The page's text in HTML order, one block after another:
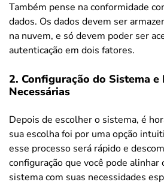
Também pense na conformidade
dados. Os dados devem ser
na nuvem, e só devem poder ser
autenticação em dois fatores.
2. Configuração do Sistema e
Necessárias
Depois de escolher o sistema, é
sua escolha foi por uma opção
esse processo será rápido e
configuração que você pode
sistema com suas necessidades